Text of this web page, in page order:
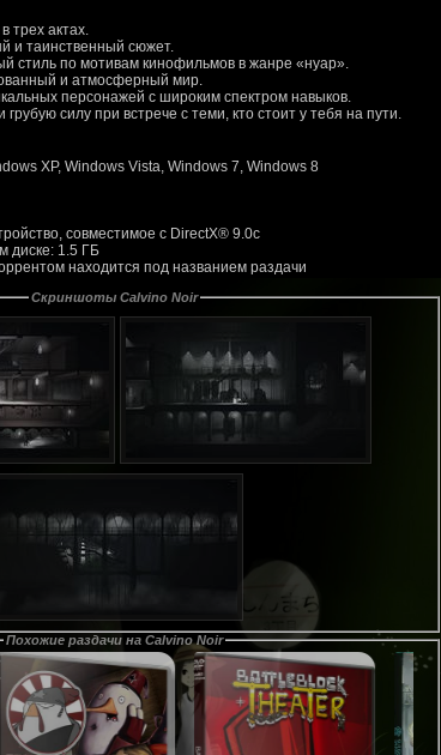
трех актах.
и таинственный сюжет.
стиль по мотивам кинофильмов в жанре «нуар».
и атмосферный мир.
персонажей с широким спектром навыков.
силу при встрече с теми, кто стоит у тебя на пути.
XP, Windows Vista, Windows 7, Windows 8
совместимое с DirectX® 9.0с
диске: 1.5 ГБ
находится под названием раздачи
Скриншоты Calvino Noir
Похожие раздачи на Calvino Noir